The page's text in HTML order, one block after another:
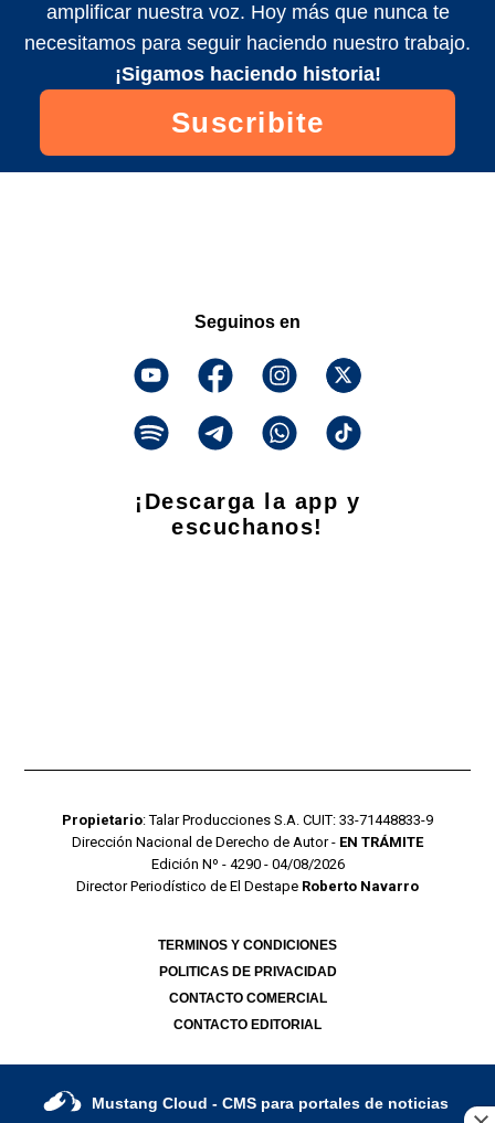
amplificar nuestra voz. Hoy más que nunca te
necesitamos para seguir haciendo nuestro trabajo.
¡Sigamos haciendo historia!
Suscribite
Seguinos en
¡Descarga la app y
escuchanos!
Propietario: Talar Producciones S.A. CUIT: 33-71448833-9
Dirección Nacional de Derecho de Autor - EN TRÁMITE
Edición Nº - 4290 - 04/08/2026
Director Periodístico de El Destape Roberto Navarro
TERMINOS Y CONDICIONES
POLITICAS DE PRIVACIDAD
CONTACTO COMERCIAL
CONTACTO EDITORIAL
Mustang Cloud - CMS para portales de noticias